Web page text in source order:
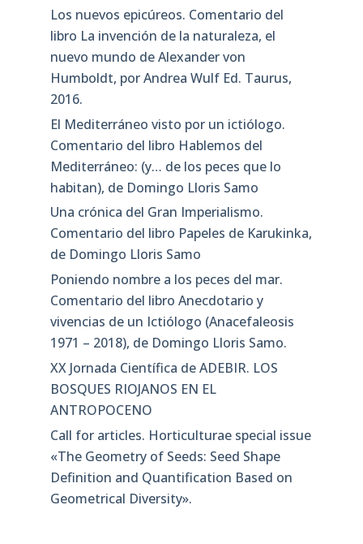
Los nuevos epicúreos. Comentario del
libro La invención de la naturaleza, el
nuevo mundo de Alexander von
Humboldt, por Andrea Wulf Ed. Taurus,
2016.
El Mediterráneo visto por un ictiólogo.
Comentario del libro Hablemos del
Mediterráneo: (y… de los peces que lo
habitan), de Domingo Lloris Samo
Una crónica del Gran Imperialismo.
Comentario del libro Papeles de Karukinka,
de Domingo Lloris Samo
Poniendo nombre a los peces del mar.
Comentario del libro Anecdotario y
vivencias de un Ictiólogo (Anacefaleosis
1971 – 2018), de Domingo Lloris Samo.
XX Jornada Científica de ADEBIR. LOS
BOSQUES RIOJANOS EN EL
ANTROPOCENO
Call for articles. Horticulturae special issue
«The Geometry of Seeds: Seed Shape
Definition and Quantification Based on
Geometrical Diversity»​.